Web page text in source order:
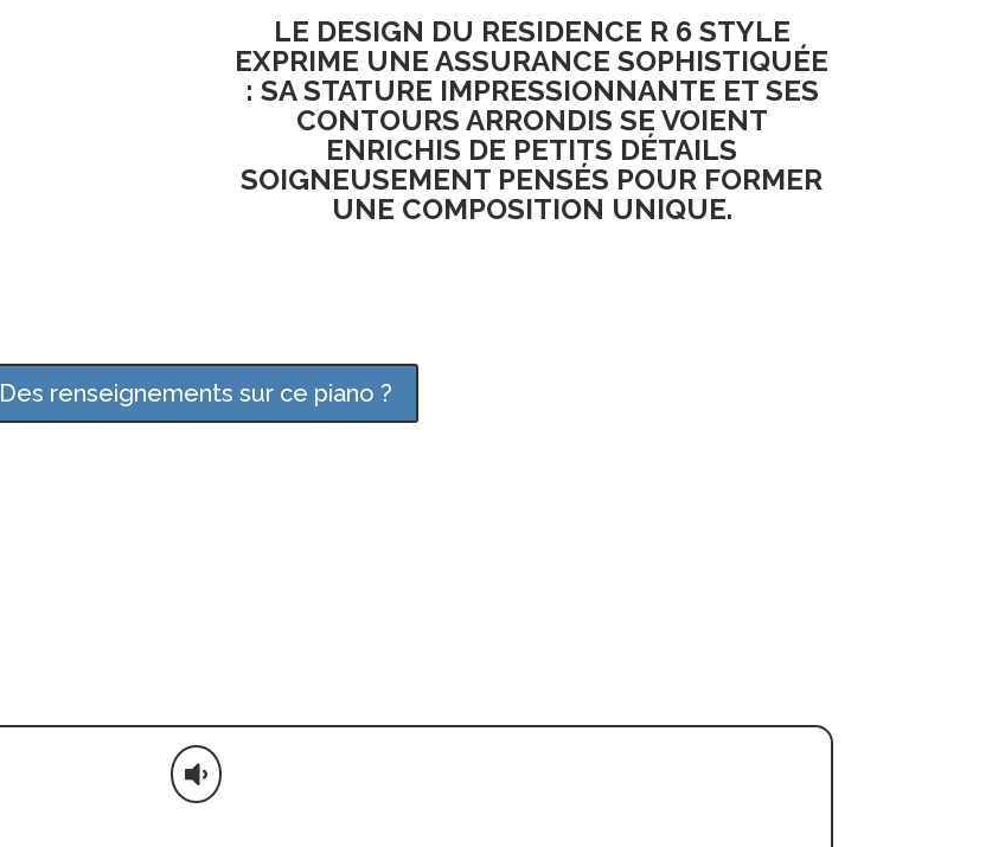
LE DESIGN DU RESIDENCE R 6 STYLE
EXPRIME UNE ASSURANCE SOPHISTIQUÉE
: SA STATURE IMPRESSIONNANTE ET SES
CONTOURS ARRONDIS SE VOIENT
ENRICHIS DE PETITS DÉTAILS
SOIGNEUSEMENT PENSÉS POUR FORMER
UNE COMPOSITION UNIQUE.
Des renseignements sur ce piano ?
